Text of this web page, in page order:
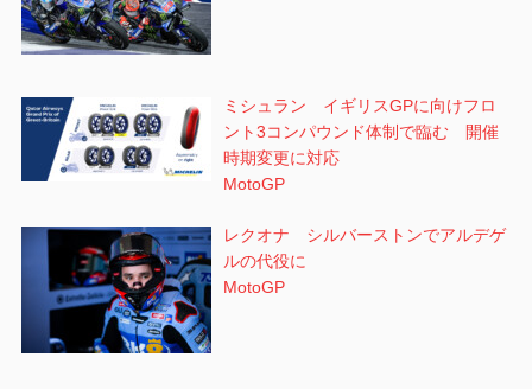
ミシュラン イギリスGPに向けフロ
ント3コンパウンド体制で臨む 開催
時期変更に対応
MotoGP
レクオナ シルバーストンでアルデゲ
ルの代役に
MotoGP